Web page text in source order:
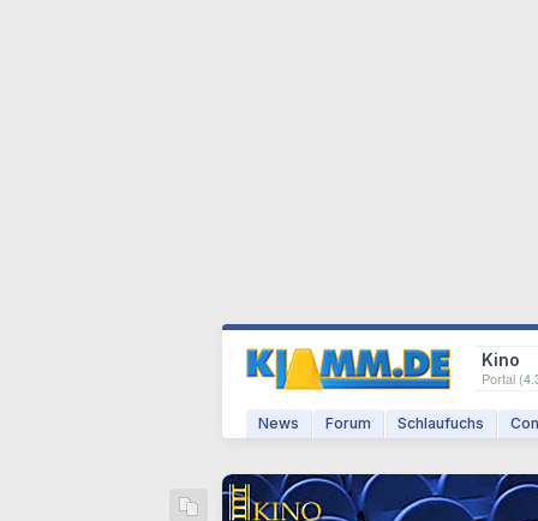
Kino
Portal (
News Forum Schlaufuchs